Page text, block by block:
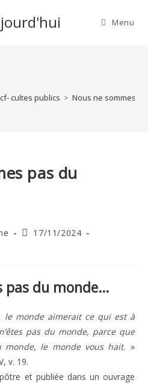
Menu
cultes publics > Nous ne sommes
pas du
Publication
17/11/2024
pas du monde…
le monde aimerait ce qui est à
pas du monde, parce que
le monde vous hait. »
v. 19.
et publiée dans un ouvrage